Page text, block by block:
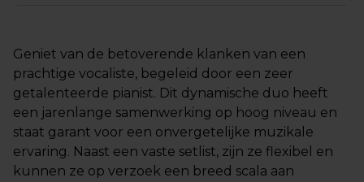
Geniet van de betoverende klanken van een
prachtige vocaliste, begeleid door een zeer
getalenteerde pianist. Dit dynamische duo heeft
een jarenlange samenwerking op hoog niveau en
staat garant voor een onvergetelijke muzikale
ervaring. Naast een vaste setlist, zijn ze flexibel en
kunnen ze op verzoek een breed scala aan